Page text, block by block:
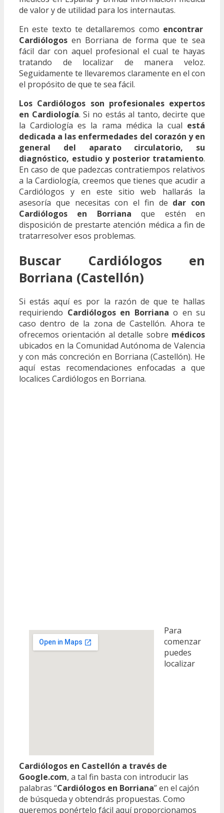
de valor y de utilidad para los internautas.
En este texto te detallaremos como encontrar
Cardiólogos en Borriana de forma que te sea
fácil dar con aquel profesional el cual te hayas
tratando de localizar de manera veloz.
Seguidamente te llevaremos claramente en el con
el propósito de que te sea fácil.
Los Cardiólogos son profesionales expertos
en Cardiología. Si no estás al tanto, decirte que
la Cardiología es la rama médica la cual está
dedicada a las enfermedades del corazón y en
general del aparato circulatorio, su
diagnóstico, estudio y posterior tratamiento.
En caso de que padezcas contratiempos relativos
a la Cardiología, creemos que tienes que acudir a
Cardiólogos y en este sitio web hallarás la
asesoría que necesitas con el fin de dar con
Cardiólogos en Borriana que estén en
disposición de prestarte atención médica a fin de
tratarresolver esos problemas.
Buscar Cardiólogos en
Borriana (Castellón)
Si estás aquí es por la razón de que te hallas
requiriendo Cardiólogos en Borriana o en su
caso dentro de la zona de Castellón. Ahora te
ofrecemos orientación al detalle sobre médicos
ubicados en la Comunidad Autónoma de Valencia
y con más concreción en Borriana (Castellón). He
aquí estas recomendaciones enfocadas a que
localices Cardiólogos en Borriana.
Para
comenzar
puedes
localizar
Cardiólogos en Castellón a través de
Google.com, a tal fin basta con introducir las
palabras “Cardiólogos en Borriana” en el cajón
de búsqueda y obtendrás propuestas. Como
queremos ponértelo fácil aquí proporcionamos